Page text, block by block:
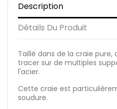
Description
Détails Du Produit
Taillé dans de la craie
tracer sur de multiples
l'acier.
Cette craie est
soudure.